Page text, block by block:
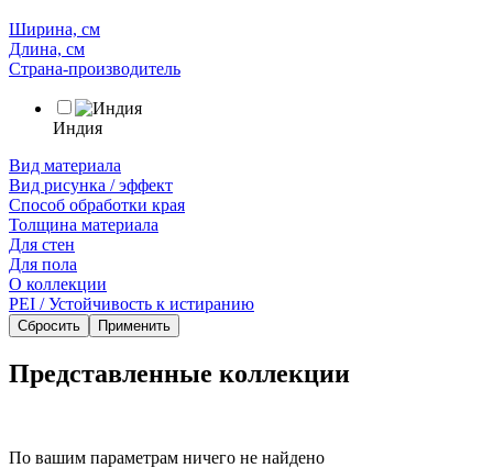
Ширина, см
Длина, см
Страна-производитель
Индия
Вид материала
Вид рисунка / эффект
Способ обработки края
Толщина материала
Для стен
Для пола
О коллекции
PEI / Устойчивость к истиранию
Сбросить Применить
Представленные коллекции
По вашим параметрам ничего не найдено